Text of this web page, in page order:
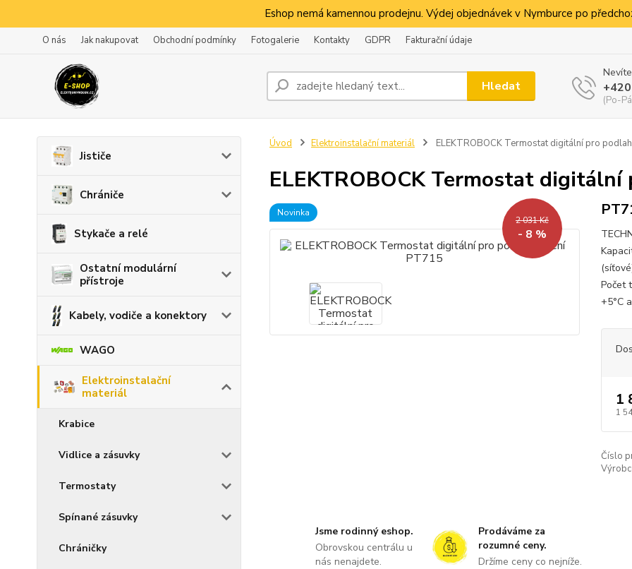
Eshop nemá kamennou prodejnu. Výdej objednávek v Nymburce po
O nás Jak nakupovat Obchodní podmínky Fotogalerie Kontakty GDPR Fakturační údaje
Hledat
(Po-
Jističe
Chrániče
Stykače a relé
Ostatní modulární
přístroje
Kabely, vodiče a konektory
WAGO
Elektroinstalační
materiál
Krabice
Vidlice a zásuvky
Termostaty
Spínané zásuvky
Chráničky
Úvod Elektroinstalační materiál ELEKTROBOCK Termostat digitální pro
ELEKTROBOCK Termostat
Novinka
2 031 Kč
- 8 %
Počet
+5°C
1
1
Číslo
Jsme rodinný eshop.
Obrovskou centrálu u
nás nenajdete.
Prodáváme za
rozumné ceny.
Držíme ceny co nejníže.